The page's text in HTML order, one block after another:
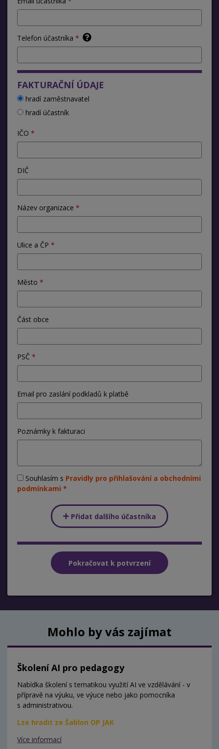
Telefon účastníka
FAKTURAČNÍ ÚDAJE
hradí zaměstnavatel
hradí účastník
IČO
DIČ
Název organizace
Ulice a ČP
Město
Část obce
PSČ
Email pro zaslání podkladů k platbě
Poznámky k fakturaci
Souhlasím s Pravidly pro přihlašování a obchodními
podmínkami
Přidat dalšího účastníka
Mohlo by vás zajímat
Školení AI pro pedagogy
Nabídka školení s tematikou využití AI ve vzdělávání - v
přípravě na výuku, ve výuce nebo jako pomocníka
s administrativou.
Lze hradit ze Šablon OP JAK
Více informací